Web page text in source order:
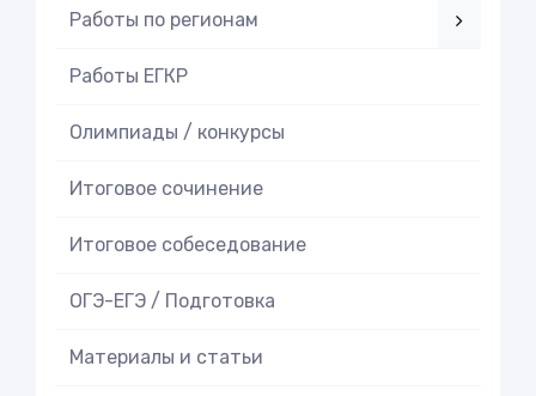
Работы по регионам
Работы ЕГКР
Олимпиады / конкурсы
Итоговое cочинение
Итоговое cобеседование
ОГЭ-ЕГЭ / Подготовка
Материалы и статьи